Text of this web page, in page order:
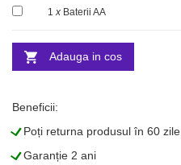
1x Baterii AA
Adauga in cos
Beneficii:
LPoți returna produsul în 60 zile
LGaranție 2 ani